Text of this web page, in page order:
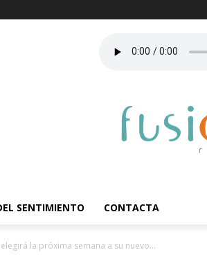
SENTIMIENTO CONTACTA
elegirá la próxima semana a su nuevo...